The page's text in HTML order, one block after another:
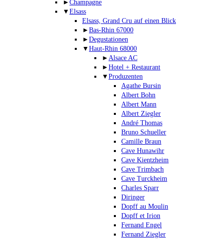
► Champagne
▼ Elsass
Elsass, Grand Cru auf einen Blick
► Bas-Rhin 67000
► Degustationen
▼ Haut-Rhin 68000
► Alsace AC
► Hotel + Restaurant
▼ Produzenten
Agathe Bursin
Albert Bohn
Albert Mann
Albert Ziegler
André Thomas
Bruno Schueller
Camille Braun
Cave Hunawihr
Cave Kientzheim
Cave Trimbach
Cave Turckheim
Charles Sparr
Diringer
Dopff au Moulin
Dopff et Irion
Fernand Engel
Fernand Ziegler